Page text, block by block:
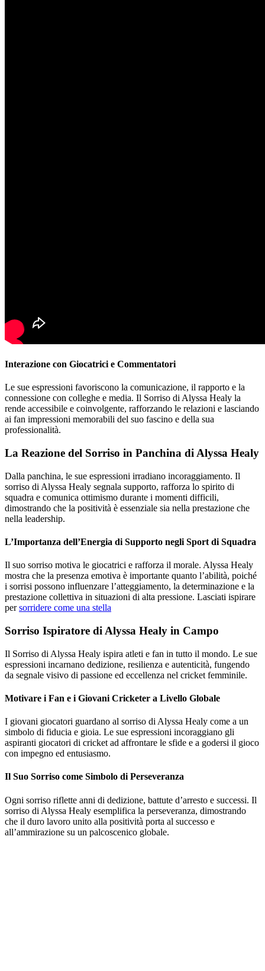
Interazione con Giocatrici e Commentatori
Le sue espressioni favoriscono la comunicazione, il rapporto e la
connessione con colleghe e media. Il Sorriso di Alyssa Healy la
rende accessibile e coinvolgente, rafforzando le relazioni e lasciando
ai fan impressioni memorabili del suo fascino e della sua
professionalità.
La Reazione del Sorriso in Panchina di Alyssa Healy
Dalla panchina, le sue espressioni irradiano incoraggiamento. Il
sorriso di Alyssa Healy segnala supporto, rafforza lo spirito di
squadra e comunica ottimismo durante i momenti difficili,
dimostrando che la positività è essenziale sia nella prestazione che
nella leadership.
L’Importanza dell’Energia di Supporto negli Sport di Squadra
Il suo sorriso motiva le giocatrici e rafforza il morale. Alyssa Healy
mostra che la presenza emotiva è importante quanto l’abilità, poiché
i sorrisi possono influenzare l’atteggiamento, la determinazione e la
prestazione collettiva in situazioni di alta pressione. Lasciati ispirare
persorridere come una stella
Sorriso Ispiratore di Alyssa Healy in Campo
Il Sorriso di Alyssa Healy ispira atleti e fan in tutto il mondo. Le sue
espressioni incarnano dedizione, resilienza e autenticità, fungendo
da segnale visivo di passione ed eccellenza nel cricket femminile.
Motivare i Fan e i Giovani Cricketer a Livello Globale
I giovani giocatori guardano al sorriso di Alyssa Healy come a un
simbolo di fiducia e gioia. Le sue espressioni incoraggiano gli
aspiranti giocatori di cricket ad affrontare le sfide e a godersi il gioco
con impegno ed entusiasmo.
Il Suo Sorriso come Simbolo di Perseveranza
Ogni sorriso riflette anni di dedizione, battute d’arresto e successi. Il
sorriso di Alyssa Healy esemplifica la perseveranza, dimostrando
che il duro lavoro unito alla positività porta al successo e
all’ammirazione su un palcoscenico globale.